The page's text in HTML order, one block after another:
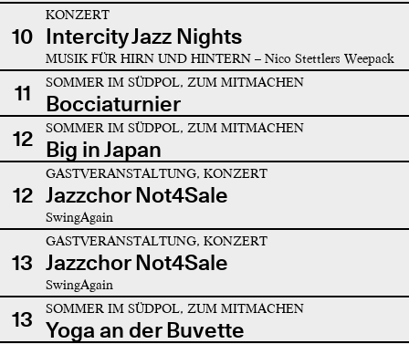
10
KONZERT
Intercity Jazz Nights
MUSIK FÜR HIRN UND HINTERN – Nico Stettlers Weepack
11 SOMMER IM SÜDPOL, ZUM MITMACHEN
Bocciaturnier
12
SOMMER IM SÜDPOL, ZUM MITMACHEN
Big in Japan
12
GASTVERANSTALTUNG, KONZERT
Jazzchor Not4Sale
SwingAgain
13
GASTVERANSTALTUNG, KONZERT
Jazzchor Not4Sale
SwingAgain
13 SOMMER IM SÜDPOL, ZUM MITMACHEN
Yoga an der Buvette